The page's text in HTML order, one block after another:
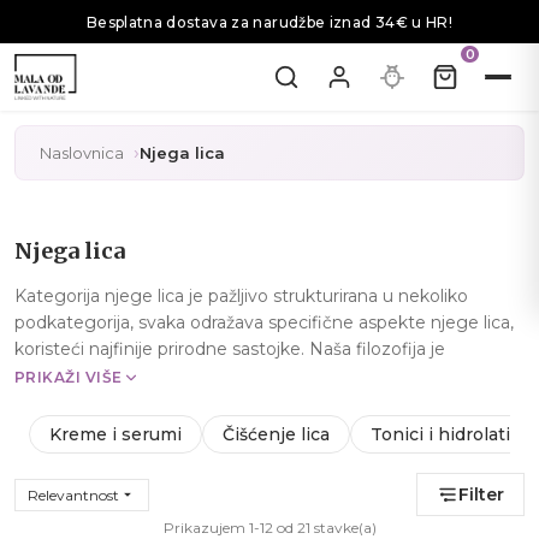
Besplatna dostava za narudžbe iznad 34€ u HR!
0
Naslovnica Njega lica
Njega lica
Kategorija njege lica je pažljivo strukturirana u nekoliko
podkategorija, svaka odražava specifične aspekte njege lica,
koristeći najfinije prirodne sastojke. Naša filozofija je
njegovati i pomladiti kožu, pritom poštujući njene prirodne
Kreme i serumi: Ova podkategorija uključuje širok spektar
potrebe kože. Od hidratantnih krema koje pružaju dugotrajnu
vlažnost do anti-age seruma bogatih antioksidansima, svaki
PRIKAŽI VIŠE
Kreme i serumi Čišćenje lica Tonici i hidrolati
Relevantnost  Filter
Prikazujem 1-12 od 21 stavke(a)